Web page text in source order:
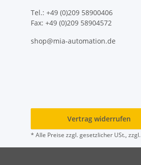
Tel.: +49 (0)209 58900406
Fax: +49 (0)209 58904572
shop@mia-automation.de
Vertrag widerrufen
* Alle Preise zzgl. gesetzlicher USt., zzgl.